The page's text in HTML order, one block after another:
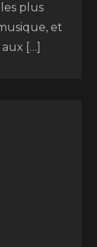
plus
et
[…]